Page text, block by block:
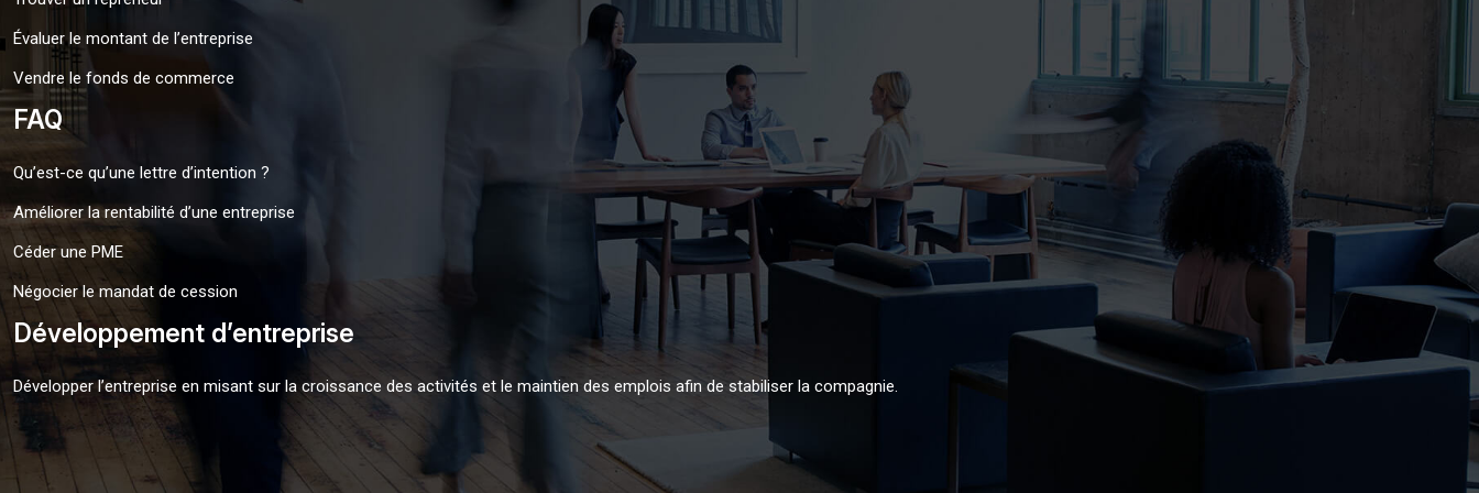
Évaluer le montant de l’entreprise
Vendre le fonds de commerce
FAQ
Qu’est-ce qu’une lettre d’intention ?
Améliorer la rentabilité d’une entreprise
Céder une PME
Négocier le mandat de cession
Développement d’entreprise
Développer l’entreprise en misant sur la croissance des activités et le maintien des emplois afin de stabiliser la compagnie.